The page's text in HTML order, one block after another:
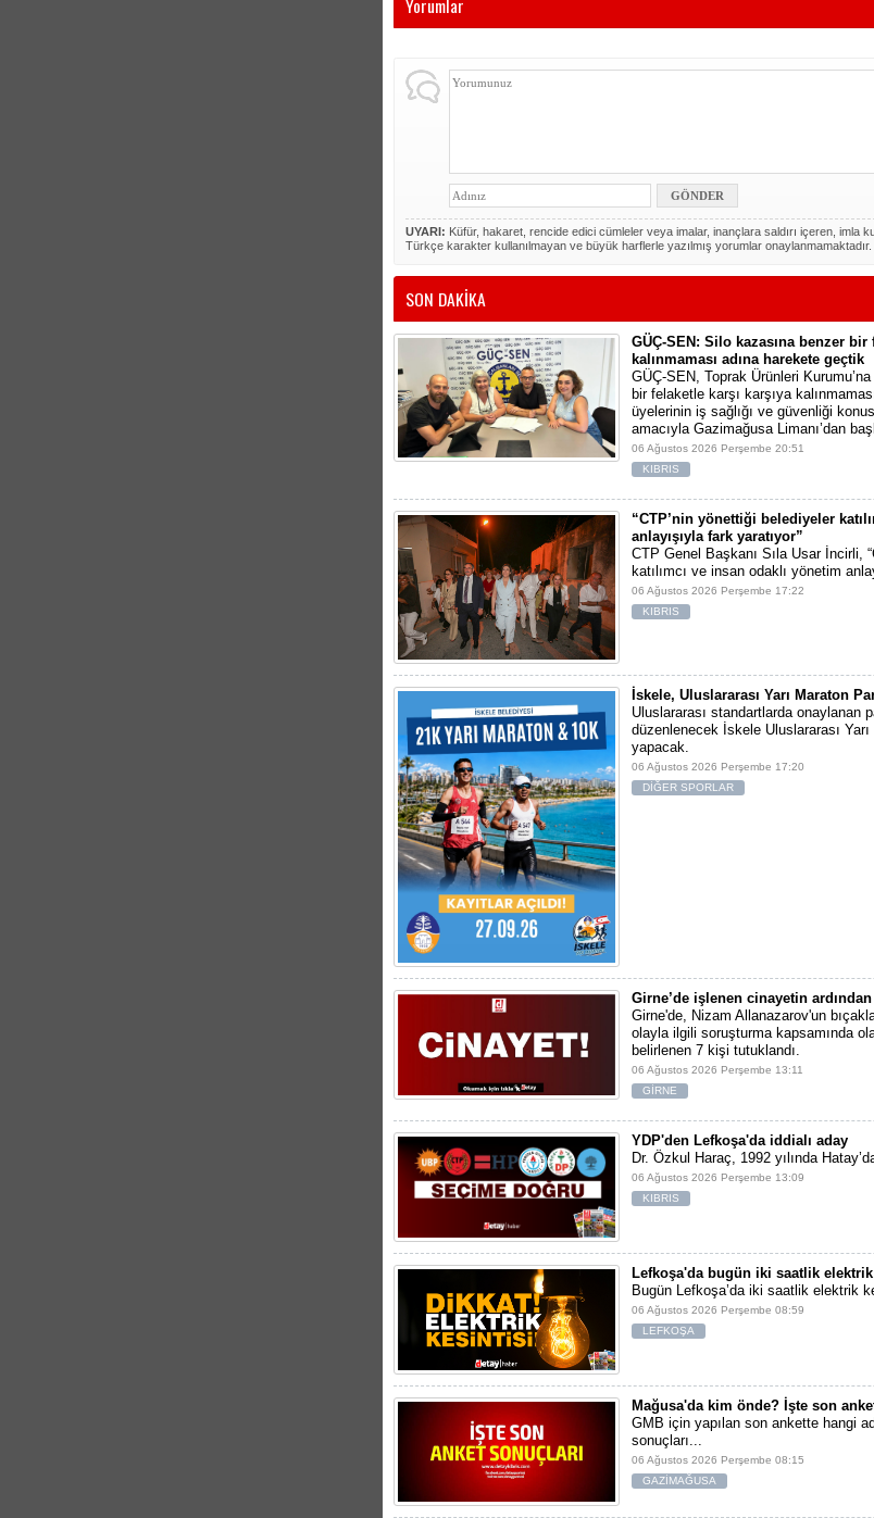
Yorumlar
UYARI: Küfür, hakaret, rencide edici cümleler veya imalar, inançlara saldırı içeren, imla
Türkçe karakter kullanılmayan ve büyük harflerle yazılmış yorumlar onaylanmamaktadır.
SON DAKİKA
GÜÇ-SEN: Silo kazasına benzer bir
kalınmaması adına harekete geçtik
GÜÇ-SEN, Toprak Ürünleri
bir felaketle karşı karşıya
üyelerinin iş sağlığı ve güvenliği
amacıyla Gazimağusa Limanı’dan
06 Ağustos 2026 Perşembe 20:51
KIBRIS
“CTP’nin yönettiği belediyeler
anlayışıyla fark yaratıyor”
CTP Genel Başkanı Sıla Usar İncirli,
katılımcı ve insan odaklı yönetim
06 Ağustos 2026 Perşembe 17:22
KIBRIS
İskele, Uluslararası Yarı Maraton
Uluslararası standartlarda onaylanan
düzenlenecek İskele Uluslararası
yapacak.
06 Ağustos 2026 Perşembe 17:20
DİĞER SPORLAR
Girne’de işlenen cinayetin
Girne'de, Nizam Allanazarov'un
olayla ilgili soruşturma kapsamında
belirlenen 7 kişi tutuklandı.
06 Ağustos 2026 Perşembe 13:11
GİRNE
YDP'den Lefkoşa'da iddialı aday
Dr. Özkul Haraç, 1992 yılında
06 Ağustos 2026 Perşembe 13:09
KIBRIS
Lefkoşa'da bugün iki saatlik
Bugün Lefkoşa’da iki saatlik elektrik
06 Ağustos 2026 Perşembe 08:59
LEFKOŞA
Mağusa'da kim önde? İşte son
GMB için yapılan son ankette hangi
sonuçları...
06 Ağustos 2026 Perşembe 08:15
GAZİMAĞUSA